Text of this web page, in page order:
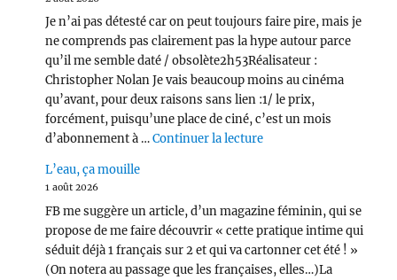
Je n’ai pas détesté car on peut toujours faire pire, mais je
ne comprends pas clairement pas la hype autour parce
qu’il me semble daté / obsolète2h53Réalisateur :
Christopher Nolan Je vais beaucoup moins au cinéma
qu’avant, pour deux raisons sans lien :1/ le prix,
forcément, puisqu’une place de ciné, c’est un mois
d’abonnement à …Continuer la lecturede « L’Odyssée (2026)
L’eau, ça mouille
1 août 2026
FB me suggère un article, d’un magazine féminin, qui se
propose de me faire découvrir « cette pratique intime qui
séduit déjà 1 français sur 2 et qui va cartonner cet été ! »
(On notera au passage que les françaises, elles…)La